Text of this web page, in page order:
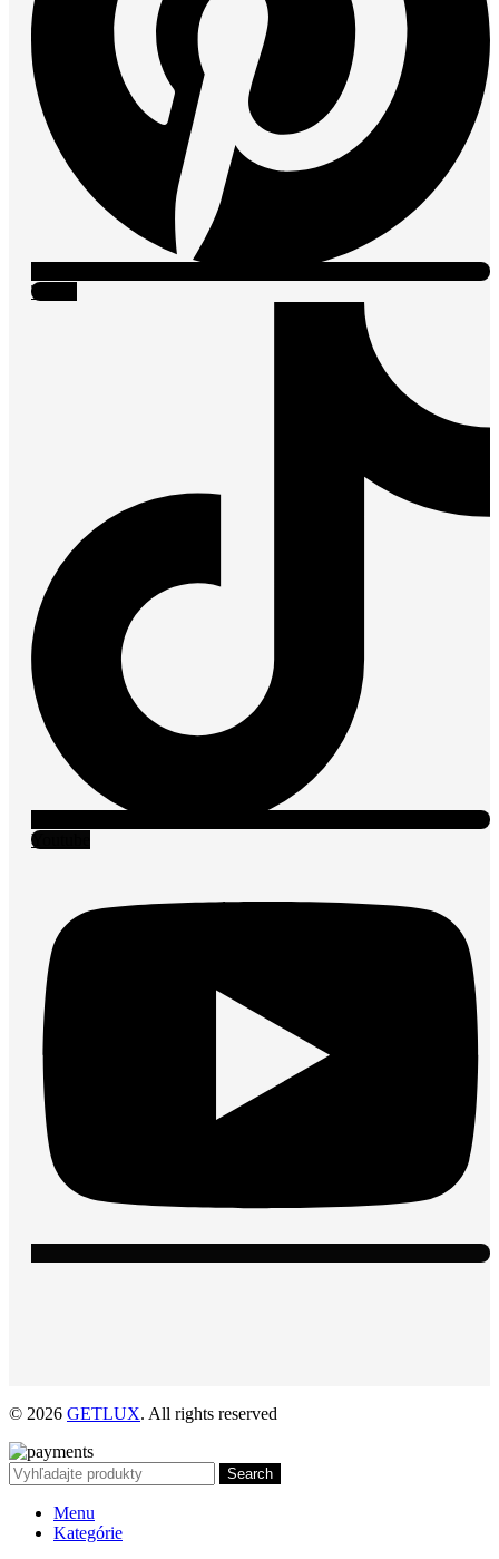
Tiktok
Youtube
© 2026 GETLUX. All rights reserved
Search
Menu
Kategórie